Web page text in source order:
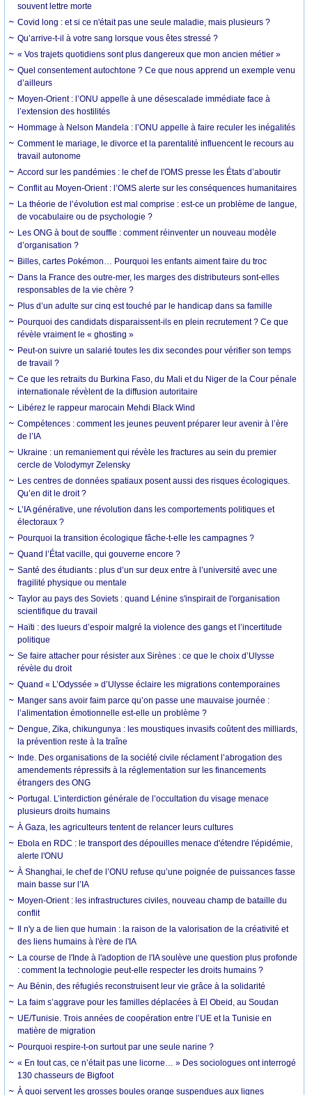
souvent lettre morte
Covid long : et si ce n'était pas une seule maladie, mais plusieurs ?
Qu’arrive-t-il à votre sang lorsque vous êtes stressé ?
« Vos trajets quotidiens sont plus dangereux que mon ancien métier »
Quel consentement autochtone ? Ce que nous apprend un exemple venu
d’ailleurs
Moyen-Orient : l’ONU appelle à une désescalade immédiate face à
l’extension des hostilités
Hommage à Nelson Mandela : l’ONU appelle à faire reculer les inégalités
Comment le mariage, le divorce et la parentalité influencent le recours au
travail autonome
Accord sur les pandémies : le chef de l'OMS presse les États d’aboutir
Conflit au Moyen-Orient : l’OMS alerte sur les conséquences humanitaires
La théorie de l’évolution est mal comprise : est-ce un problème de langue,
de vocabulaire ou de psychologie ?
Les ONG à bout de souffle : comment réinventer un nouveau modèle
d’organisation ?
Billes, cartes Pokémon… Pourquoi les enfants aiment faire du troc
Dans la France des outre-mer, les marges des distributeurs sont-elles
responsables de la vie chère ?
Plus d’un adulte sur cinq est touché par le handicap dans sa famille
Pourquoi des candidats disparaissent-ils en plein recrutement ? Ce que
révèle vraiment le « ghosting »
Peut-on suivre un salarié toutes les dix secondes pour vérifier son temps
de travail ?
Ce que les retraits du Burkina Faso, du Mali et du Niger de la Cour pénale
internationale révèlent de la diffusion autoritaire
Libérez le rappeur marocain Mehdi Black Wind
Compétences : comment les jeunes peuvent préparer leur avenir à l’ère
de l’IA
Ukraine : un remaniement qui révèle les fractures au sein du premier
cercle de Volodymyr Zelensky
Les centres de données spatiaux posent aussi des risques écologiques.
Qu’en dit le droit ?
L’IA générative, une révolution dans les comportements politiques et
électoraux ?
Pourquoi la transition écologique fâche-t-elle les campagnes ?
Quand l’État vacille, qui gouverne encore ?
Santé des étudiants : plus d’un sur deux entre à l’université avec une
fragilité physique ou mentale
Taylor au pays des Soviets : quand Lénine s'inspirait de l'organisation
scientifique du travail
Haïti : des lueurs d’espoir malgré la violence des gangs et l’incertitude
politique
Se faire attacher pour résister aux Sirènes : ce que le choix d’Ulysse
révèle du droit
Quand « L’Odyssée » d’Ulysse éclaire les migrations contemporaines
Manger sans avoir faim parce qu’on passe une mauvaise journée :
l’alimentation émotionnelle est-elle un problème ?
Dengue, Zika, chikungunya : les moustiques invasifs coûtent des milliards,
la prévention reste à la traîne
Inde. Des organisations de la société civile réclament l’abrogation des
amendements répressifs à la réglementation sur les financements
étrangers des ONG
Portugal. L’interdiction générale de l’occultation du visage menace
plusieurs droits humains
À Gaza, les agriculteurs tentent de relancer leurs cultures
Ebola en RDC : le transport des dépouilles menace d'étendre l'épidémie,
alerte l'ONU
À Shanghai, le chef de l’ONU refuse qu’une poignée de puissances fasse
main basse sur l’IA
Moyen-Orient : les infrastructures civiles, nouveau champ de bataille du
conflit
Il n'y a de lien que humain : la raison de la valorisation de la créativité et
des liens humains à l'ère de l'IA
La course de l'Inde à l'adoption de l'IA soulève une question plus profonde
: comment la technologie peut-elle respecter les droits humains ?
Au Bénin, des réfugiés reconstruisent leur vie grâce à la solidarité
La faim s’aggrave pour les familles déplacées à El Obeid, au Soudan
UE/Tunisie. Trois années de coopération entre l’UE et la Tunisie en
matière de migration
Pourquoi respire-t-on surtout par une seule narine ?
« En tout cas, ce n’était pas une licorne… » Des sociologues ont interrogé
130 chasseurs de Bigfoot
À quoi servent les grosses boules orange suspendues aux lignes